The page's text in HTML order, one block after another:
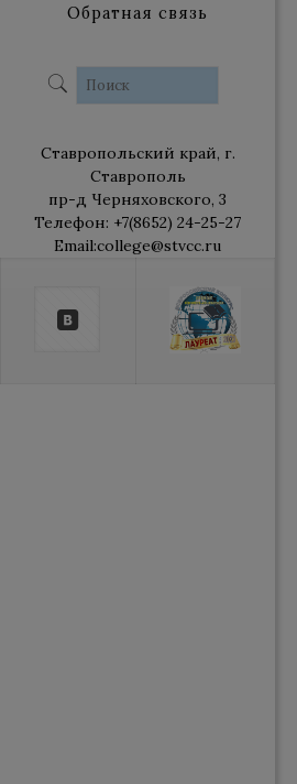
Обратная связь
Ставропольский край, г.
Ставрополь
пр-д Черняховского, 3
Телефон: +7(8652) 24-25-27
Email:college@stvcc.ru